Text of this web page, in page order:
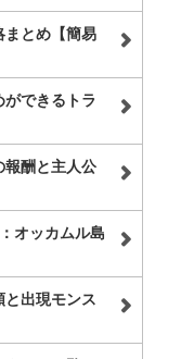
まとめ【簡易
ができるトラ
報酬と主人公
オッカムル島
と出現モンス